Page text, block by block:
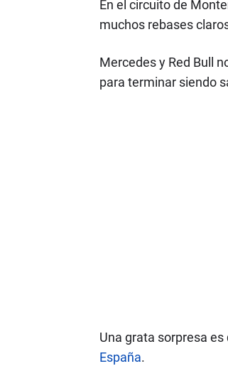
En el circuito de
muchos rebases
Mercedes y Red Bull
para terminar siendo
Una grata sorpresa
España.